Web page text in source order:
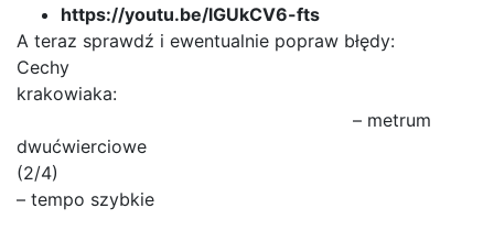
https://youtu.be/lGUkCV6-fts
A teraz sprawdź i ewentualnie popraw błędy:
Cechy
– metrum
dwućwierciowe
(2/
– tempo szybkie